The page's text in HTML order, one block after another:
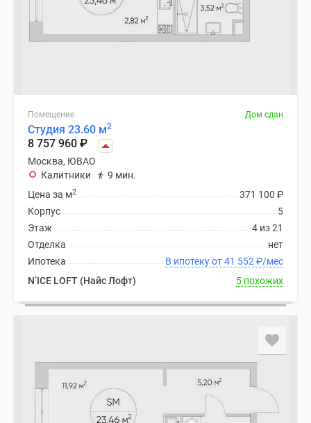
Коттеджные
лесу
Коттеджные
поселки
водоема
Коттеджные
поселки
ипотеку
Бизнес-
центры
Коттеджи
Помещение Дом сдан
Студия 23.60 м2
8 757 960 ₽
Москва, ЮВАО
Калитники
9 мин.
371 100 ₽
Цена за м2
5
Корпус
4 из 21
Этаж
нет
Отделка
В ипотеку от 41 552 ₽/мес
Ипотека
N’ICE LOFT (Найс Лофт)
5 похожих